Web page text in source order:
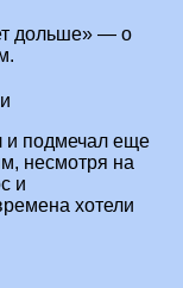
дольше» — о
и подмечал еще
несмотря на
и
хотели